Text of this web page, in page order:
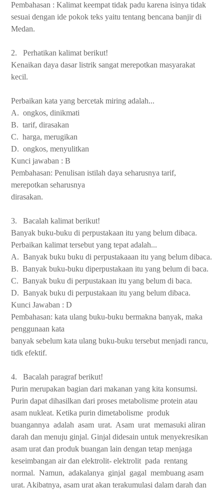
Pembahasan : Kalimat keempat tidak padu karena isinya tidak
sesuai dengan ide pokok teks yaitu tentang bencana banjir di
Medan.
2.
Perhatikan kalimat berikut!
Kenaikan daya dasar listrik sangat merepotkan masyarakat
kecil.
Perbaikan kata yang bercetak miring adalah...
A. ongkos, dinikmati
B. tarif, dirasakan
C. harga, merugikan
D. ongkos, menyulitkan
Kunci jawaban : B
Pembahasan: Penulisan istilah daya seharusnya tarif,
merepotkan seharusnya
dirasakan.
3.
Bacalah kalimat berikut!
Banyak buku-buku di perpustakaan itu yang belum dibaca.
Perbaikan kalimat tersebut yang tepat adalah...
A. Banyak buku buku di perpustakaaan itu yang belum dibaca.
B. Banyak buku-buku diperpustakaan itu yang belum di baca.
C. Banyak buku di perpustakaan itu yang belum di baca.
D. Banyak buku di perpustakaan itu yang belum dibaca.
Kunci Jawaban : D
Pembahasan: kata ulang buku-buku bermakna banyak, maka
penggunaan kata
banyak sebelum kata ulang buku-buku tersebut menjadi rancu,
tidk efektif.
4.
Bacalah paragraf berikut!
Purin merupakan bagian dari makanan yang kita konsumsi.
Purin dapat dihasilkan dari proses metabolisme protein atau
asam nukleat. Ketika purin dimetabolisme produk
buangannya adalah asam urat. Asam urat memasuki aliran
darah dan menuju ginjal. Ginjal didesain untuk menyekresikan
asam urat dan produk buangan lain dengan tetap menjaga
keseimbangan air dan elektrolit- elektrolit pada rentang
normal. Namun, adakalanya ginjal gagal membuang asam
urat. Akibatnya, asam urat akan terakumulasi dalam darah dan